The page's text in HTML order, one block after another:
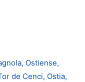
Ostiense,
de Cenci, Ostia,